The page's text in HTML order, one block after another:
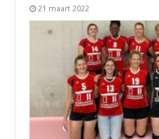
21 maart 2022